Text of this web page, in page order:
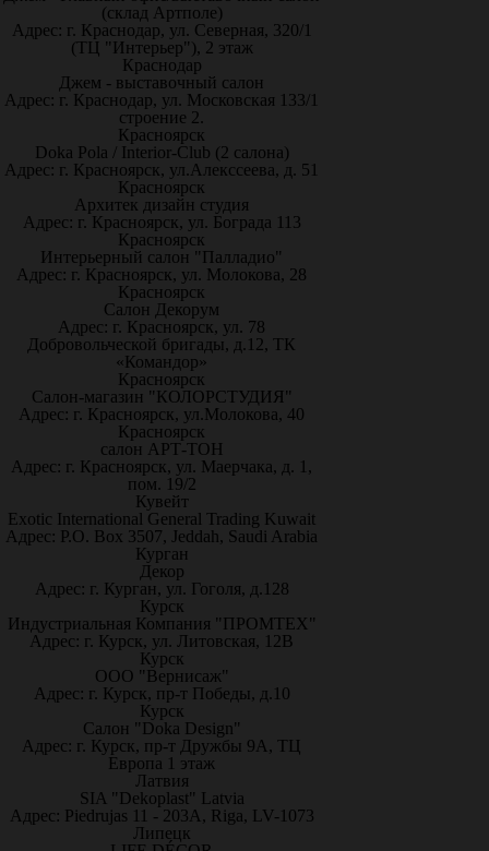
(склад Артполе)
Адрес: г. Краснодар, ул. Северная, 320/1
(ТЦ "Интерьер"), 2 этаж
Краснодар
Джем - выставочный салон
Адрес: г. Краснодар, ул. Московская 133/1
строение 2.
Красноярск
Doka Pola / Interior-Club (2 салона)
Адрес: г. Красноярск, ул.Алекссеева, д. 51
Красноярск
Архитек дизайн студия
Адрес: г. Красноярск, ул. Бограда 113
Красноярск
Интерьерный салон "Палладио"
Адрес: г. Красноярск, ул. Молокова, 28
Красноярск
Салон Декорум
Адрес: г. Красноярск, ул. 78
Добровольческой бригады, д.12, ТК
«Командор»
Красноярск
Салон-магазин "КОЛОРСТУДИЯ"
Адрес: г. Красноярск, ул.Молокова, 40
Красноярск
салон АРТ-ТОН
Адрес: г. Красноярск, ул. Маерчака, д. 1,
пом. 19/2
Кувейт
Exotic International General Trading Kuwait
Адрес: P.O. Box 3507, Jeddah, Saudi Arabia
Курган
Декор
Адрес: г. Курган, ул. Гоголя, д.128
Курск
Индустриальная Компания "ПРОМТЕХ"
Адрес: г. Курск, ул. Литовская, 12В
Курск
ООО "Вернисаж"
Адрес: г. Курск, пр-т Победы, д.10
Курск
Салон "Doka Design"
Адрес: г. Курск, пр-т Дружбы 9А, ТЦ
Европа 1 этаж
Латвия
SIA "Dekoplast" Latvia
Адрес: Piedrujas 11 - 203A, Riga, LV-1073
Липецк